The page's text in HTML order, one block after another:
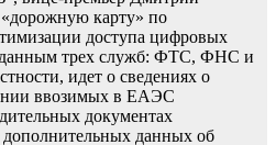
карту» по
доступа цифровых
данным трех служб: ФТС, ФНС и
идет о сведениях о
ввозимых в ЕАЭС
документах
данных об